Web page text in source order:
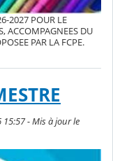
2027 POUR LE
ACCOMPAGNEES DU
PAR LA FCPE.
- Mis à jour le